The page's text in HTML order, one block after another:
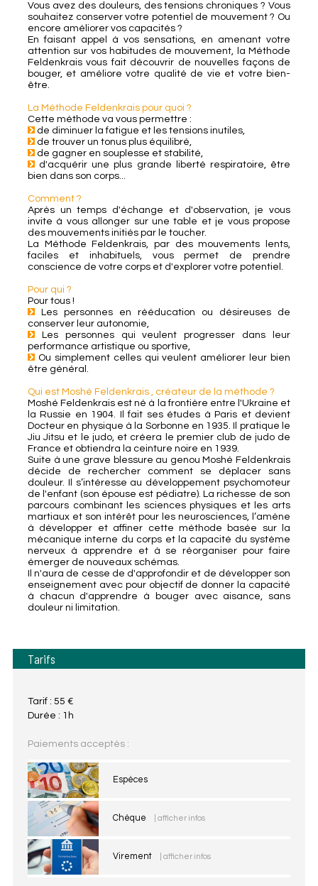
Vous avez des douleurs, des tensions chroniques ? Vous
souhaitez conserver votre potentiel de mouvement ? Ou
encore améliorer vos capacités ?
En faisant appel à vos sensations, en amenant votre
attention sur vos habitudes de mouvement, la Méthode
Feldenkrais vous fait découvrir de nouvelles façons de
bouger, et améliore votre qualité de vie et votre bien-
être.
La Méthode Feldenkrais pour quoi ?
Cette méthode va vous permettre :
de diminuer la fatigue et les tensions inutiles,
de trouver un tonus plus équilibré,
de gagner en souplesse et stabilité,
d'acquérir une plus grande liberté respiratoire, être
bien dans son corps...
Comment ?
Après un temps d'échange et d'observation, je vous
invite à vous allonger sur une table et je vous propose
des mouvements initiés par le toucher.
La Méthode Feldenkrais, par des mouvements lents,
faciles et inhabituels, vous permet de prendre
conscience de votre corps et d'explorer votre potentiel.
Pour qui ?
Pour tous !
Les personnes en rééducation ou désireuses de
conserver leur autonomie,
Les personnes qui veulent progresser dans leur
performance artistique ou sportive,
Ou simplement celles qui veulent améliorer leur bien
être général.
Qui est Moshé Feldenkrais , créateur de la méthode ?
Moshé Feldenkrais est né à la frontière entre l'Ukraine et
la Russie en 1904. Il fait ses études à Paris et devient
Docteur en physique à la Sorbonne en 1935. Il pratique le
Jiu Jitsu et le judo, et créera le premier club de judo de
France et obtiendra la ceinture noire en 1939.
Suite à une grave blessure au genou Moshé Feldenkrais
décide de rechercher comment se déplacer sans
douleur. Il s’intéresse au développement psychomoteur
de l'enfant (son épouse est pédiatre). La richesse de son
parcours combinant les sciences physiques et les arts
martiaux et son intérêt pour les neurosciences, l’amène
à développer et affiner cette méthode basée sur la
mécanique interne du corps et la capacité du système
nerveux à apprendre et à se réorganiser pour faire
émerger de nouveaux schémas.
Il n'aura de cesse de d'approfondir et de développer son
enseignement avec pour objectif de donner la capacité
à chacun d'apprendre à bouger avec aisance, sans
douleur ni limitation.
Tarifs
Tarif : 55 €
Durée : 1h
Paiements acceptés :
Espèces
Chèque | afficher infos
Virement | afficher infos